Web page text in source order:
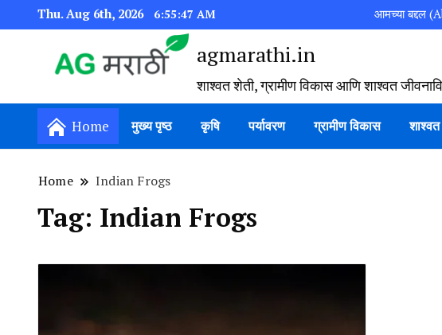
Thu. Aug 6th, 2026 6:55:48 AM आमच्या बद्दल
agmarathi.in
शाश्वत शेती, ग्रामीण विकास आणि शाश्वत
Home मुख्य पृष्ठ कृषि पर्यावरण ग्रामीण विकास
Home Indian Frogs
Tag: Indian Frogs